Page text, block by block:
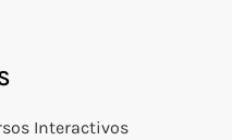
Interactivos